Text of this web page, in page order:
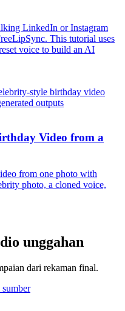
LinkedIn or Instagram
This tutorial uses
voice to build an AI
Video from a
from one photo with
photo, a cloned voice,
unggahan
dari rekaman final.